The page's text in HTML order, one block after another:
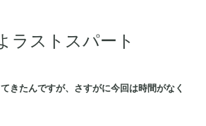
ラストスパート
きたんですが、さすがに今回は時間がなく